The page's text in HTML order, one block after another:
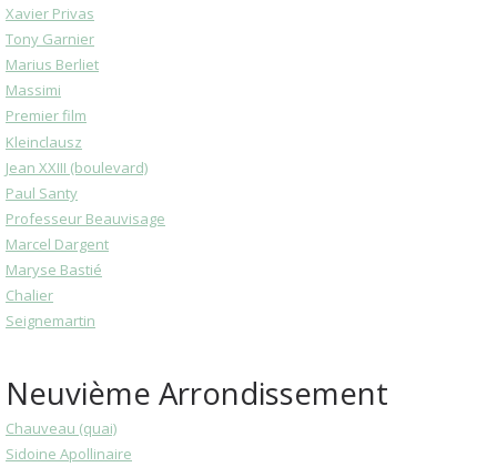
Xavier Privas
Tony Garnier
Marius Berliet
Massimi
Premier film
Kleinclausz
Jean XXIII (boulevard)
Paul Santy
Professeur Beauvisage
Marcel Dargent
Maryse Bastié
Chalier
Seignemartin
Neuvième Arrondissement
Chauveau (quai)
Sidoine Apollinaire